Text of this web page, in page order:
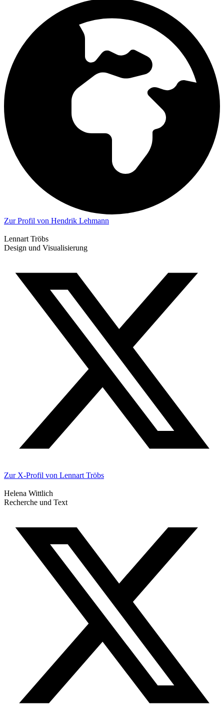
Zur Profil von Hendrik Lehmann
Lennart Tröbs
Design und Visualisierung
Zur X-Profil von Lennart Tröbs
Helena Wittlich
Recherche und Text